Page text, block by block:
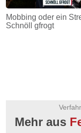
Mobbing oder ein
Schnöll gfrogt
Mehr aus